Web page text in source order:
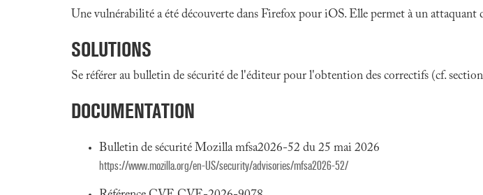
Une vulnérabilité a été découverte dans Firefox pour iOS. Elle permet à un
SOLUTIONS
Se référer au bulletin de sécurité de l'éditeur pour l'obtention des correctifs (cf.
DOCUMENTATION
Bulletin de sécurité Mozilla mfsa2026-52 du 25 mai 2026
https://www.mozilla.org/en-US/security/advisories/mfsa2026-52/